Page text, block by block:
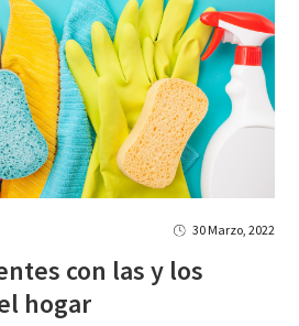
30 Marzo, 2022
con las y los
hogar